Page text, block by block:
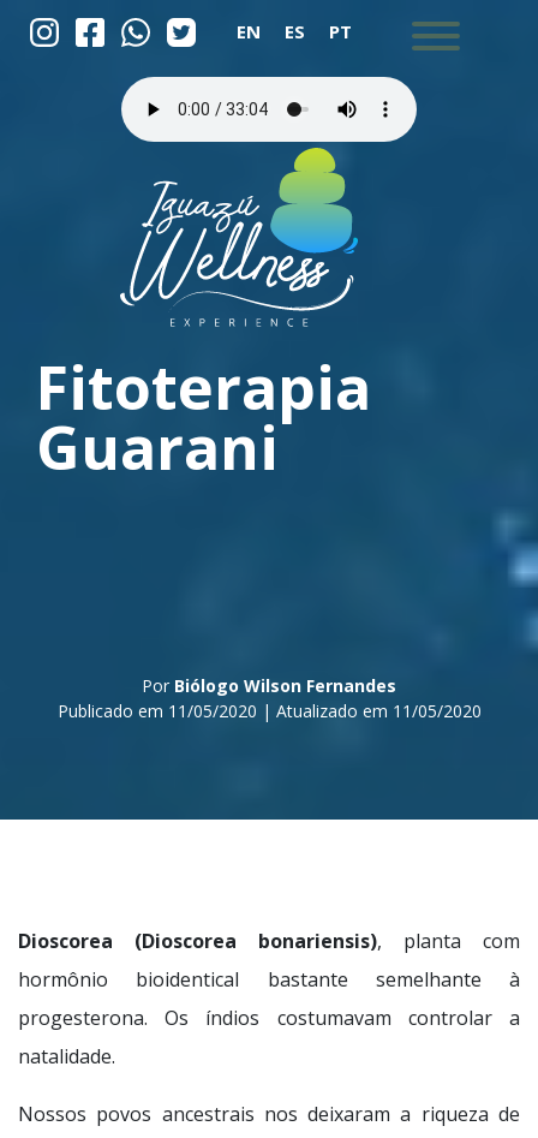
EN ES PT
Fitoterapia
Guarani
Por Biólogo Wilson Fernandes
Publicado em 11/05/2020 | Atualizado em 11/05/2020
Dioscorea (Dioscorea bonariensis), planta com
hormônio bioidentical bastante semelhante à
progesterona. Os índios costumavam controlar a
natalidade.
Nossos povos ancestrais nos deixaram a riqueza de